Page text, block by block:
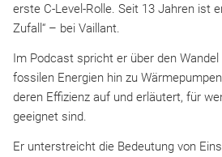
erste C-Level-Rolle. Seit 13 Jahren ist
Zufall“ – bei Vaillant.
Im Podcast spricht er über den
fossilen Energien hin zu
deren Effizienz auf und erläutert, für
geeignet sind.
Er unterstreicht die Bedeutung von